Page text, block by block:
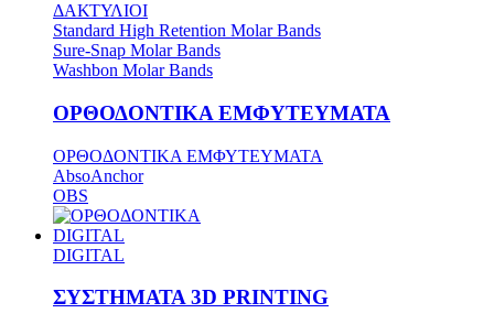
ΔΑΚΤΥΛΙΟΙ
Standard High Retention Molar Bands
Sure-Snap Molar Bands
Washbon Molar Bands
ΟΡΘΟΔΟΝΤΙΚΑ ΕΜΦΥΤΕΥΜΑΤΑ
ΟΡΘΟΔΟΝΤΙΚΑ ΕΜΦΥΤΕΥΜΑΤΑ
AbsoAnchor
OBS
DIGITAL
DIGITAL
ΣΥΣΤΗΜΑΤΑ 3D PRINTING